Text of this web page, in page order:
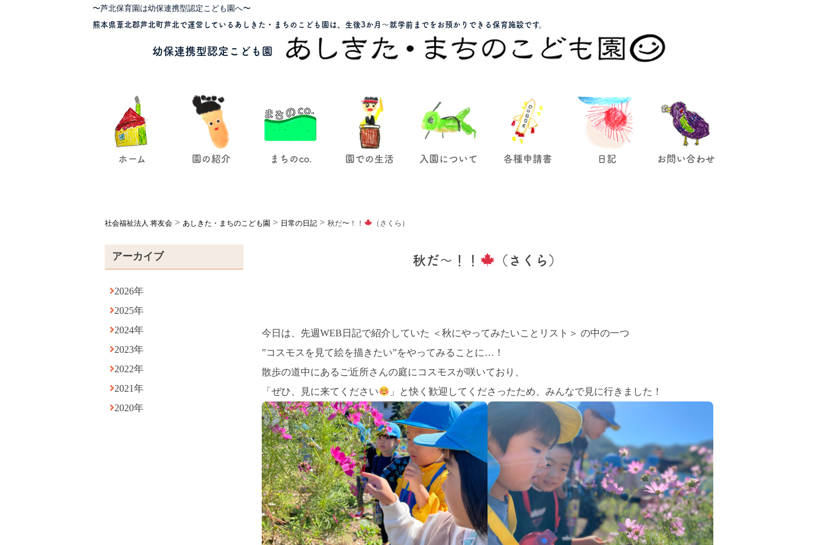
〜芦北保育園は幼保連携型認定こども園へ〜
熊本県葦北郡芦北町芦北で運営しているあしきた・まちのこども園は、生後3か月～就学前までをお預かりできる保育施設です。
幼保連携型認定こども園
ホーム 園の紹介 まちのco. 園での生活 入園について 各種申請書 日記 お問い合わせ
社会福祉法人 将友会 > あしきた・まちのこども園 > 日常の日記 > 秋だ〜！！ （さくら）
アーカイブ
2026年
2025年
2024年
2023年
2022年
2021年
2020年
秋だ〜！！ （さくら）
今日は、先週WEB日記で紹介していた ＜秋にやってみたいことリスト＞ の中の一つ
”コスモスを見て絵を描きたい”をやってみることに…！
散歩の道中にあるご近所さんの庭にコスモスが咲いており、
「ぜひ、見に来てください
」と快く歓迎してくださったため、みんなで見に行きました！